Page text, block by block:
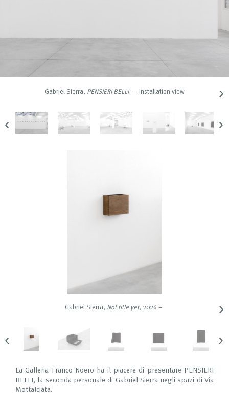
Gabriel Sierra, PENSIERI BELLI– Installation view
›
‹
›
Gabriel Sierra, Not title yet, 2026 –
›
‹
›
La Galleria Franco Noero ha il piacere di presentare PENSIERI
BELLI, la seconda personale di Gabriel Sierra negli spazi di Via
Mottalciata.